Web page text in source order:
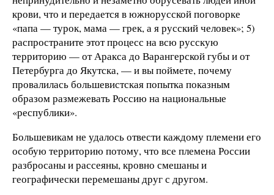
крови, что и передается в южнорусской поговорке
«папа — турок, мама — грек, а я русский человек»; 5)
распространите этот процесс на всю русскую
территорию — от Аракса до Варангерской губы и от
Петербурга до Якутска, — и вы поймете, почему
провалилась большевистская попытка показным
образом размежевать Россию на национальные
«республики».
Большевикам не удалось отвести каждому племени его
особую территорию потому, что все племена России
разбросаны и рассеяны, кровно смешаны и
географически перемешаны друг с другом.